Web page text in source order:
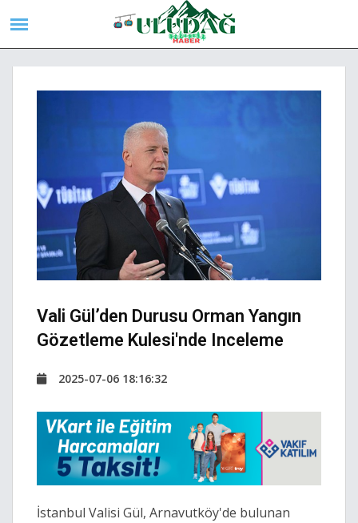
Vali Gül’den Durusu Orman Yangın
Gözetleme Kulesi'nde Inceleme
2025-07-06 18:16:32
İstanbul Valisi Gül, Arnavutköy'de bulunan